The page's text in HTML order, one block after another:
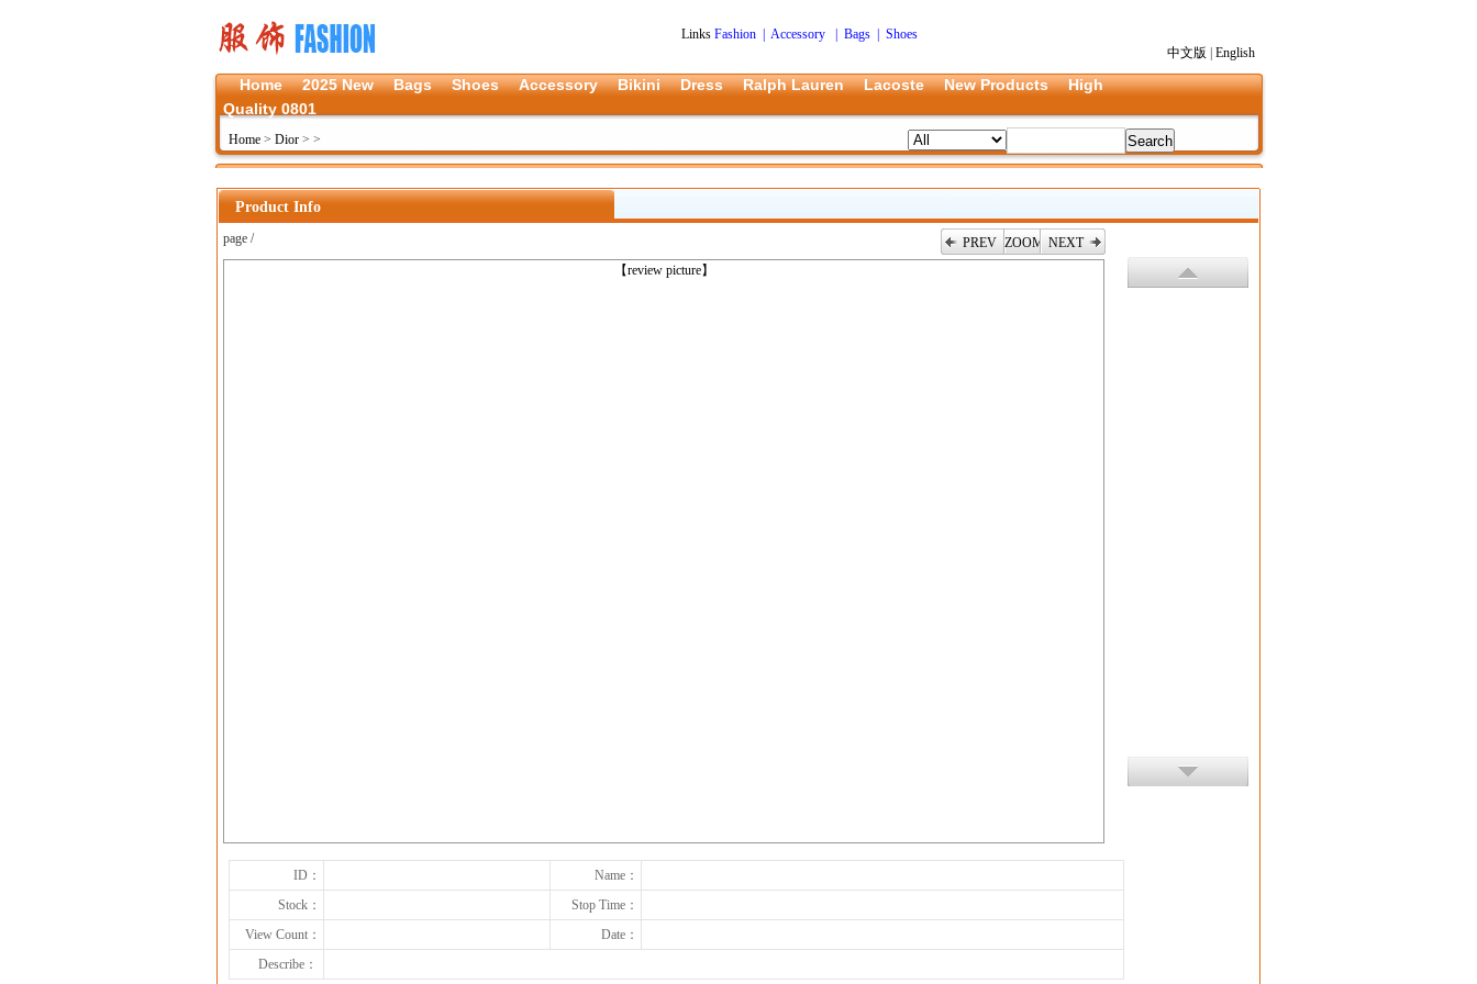
Links Fashion Accessory| Bags| Shoes
中文版
English
Home 2025 New Bags Shoes Accessory Bikini Dress Ralph Lauren Lacoste New Products
High
Quality 0801
Home > Dior > >
Product Info
page / PREV ZOOM NEXT
【review picture】
上一张
ID：
Name：
Stock：
Stop Time：
View Count：
Date：
Describe：